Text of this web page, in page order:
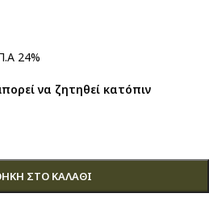
24%
να ζητηθεί κατόπιν
ΣΤΟ ΚΑΛΆΘΙ